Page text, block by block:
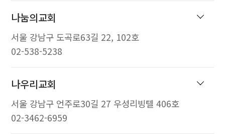
나눔의교회
서울 강남구 도곡로63길 22, 102호
02-538-5238
나우리교회
서울 강남구 언주로30길 27 우성리빙텔 406호
02-3462-6959